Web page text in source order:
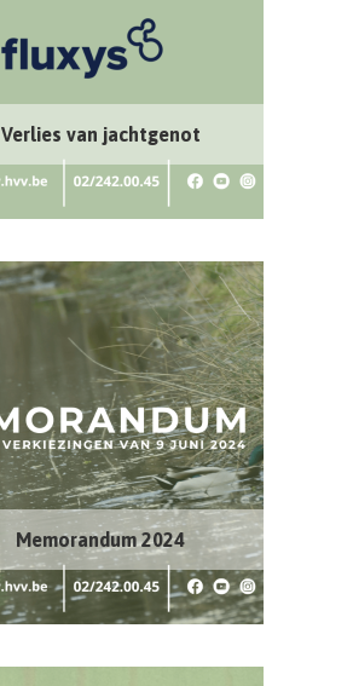
Verlies van jachtgenot
Memorandum 2024